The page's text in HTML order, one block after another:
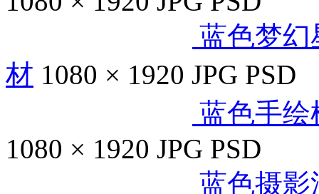
蓝色梦幻
材 1080 × 1920 JPG PSD
蓝色手绘
1080 × 1920 JPG PSD
蓝色摄影